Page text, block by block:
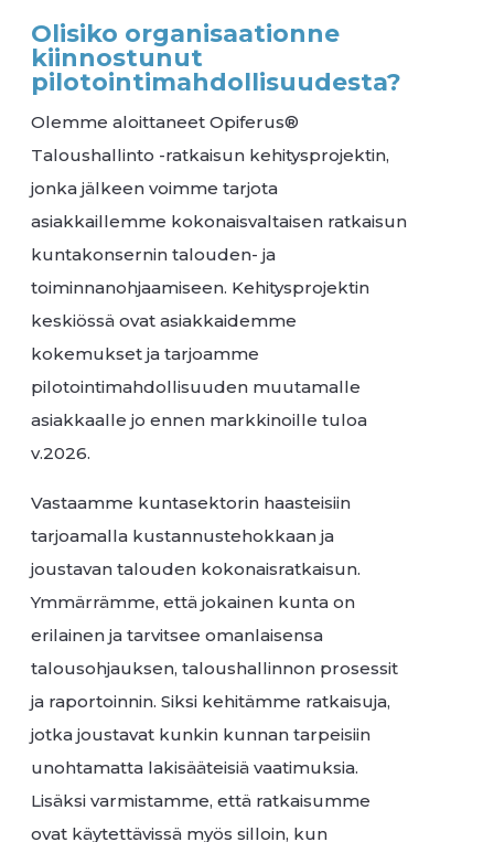
Olisiko organisaationne
kiinnostunut
pilotointimahdollisuudesta?
Olemme aloittaneet Opiferus®
Taloushallinto -ratkaisun kehitysprojektin,
jonka jälkeen voimme tarjota
asiakkaillemme kokonaisvaltaisen ratkaisun
kuntakonsernin talouden- ja
toiminnanohjaamiseen. Kehitysprojektin
keskiössä ovat asiakkaidemme
kokemukset ja tarjoamme
pilotointimahdollisuuden muutamalle
asiakkaalle jo ennen markkinoille tuloa
v.2026.
Vastaamme kuntasektorin haasteisiin
tarjoamalla kustannustehokkaan ja
joustavan talouden kokonaisratkaisun.
Ymmärrämme, että jokainen kunta on
erilainen ja tarvitsee omanlaisensa
talousohjauksen, taloushallinnon prosessit
ja raportoinnin. Siksi kehitämme ratkaisuja,
jotka joustavat kunkin kunnan tarpeisiin
unohtamatta lakisääteisiä vaatimuksia.
Lisäksi varmistamme, että ratkaisumme
ovat käytettävissä myös silloin, kun